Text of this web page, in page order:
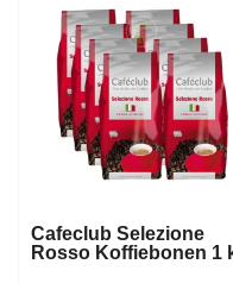
Cafeclub Selezione
Rosso Koffiebonen 1